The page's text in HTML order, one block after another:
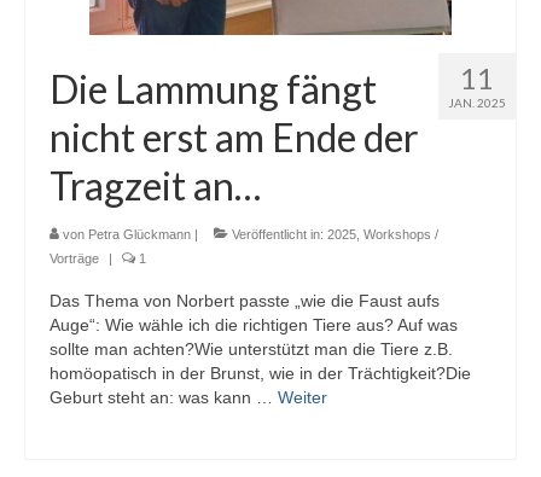
11
JAN. 2025
Die Lammung fängt
nicht erst am Ende der
Tragzeit an…
von Petra Glückmann Veröffentlicht in: 2025, Workshops /
Vorträge
1
Das Thema von Norbert passte „wie die Faust aufs
Auge“: Wie wähle ich die richtigen Tiere aus? Auf was
sollte man achten?Wie unterstützt man die Tiere z.B.
homöopatisch in der Brunst, wie in der Trächtigkeit?Die
Geburt steht an: was kann … Weiter